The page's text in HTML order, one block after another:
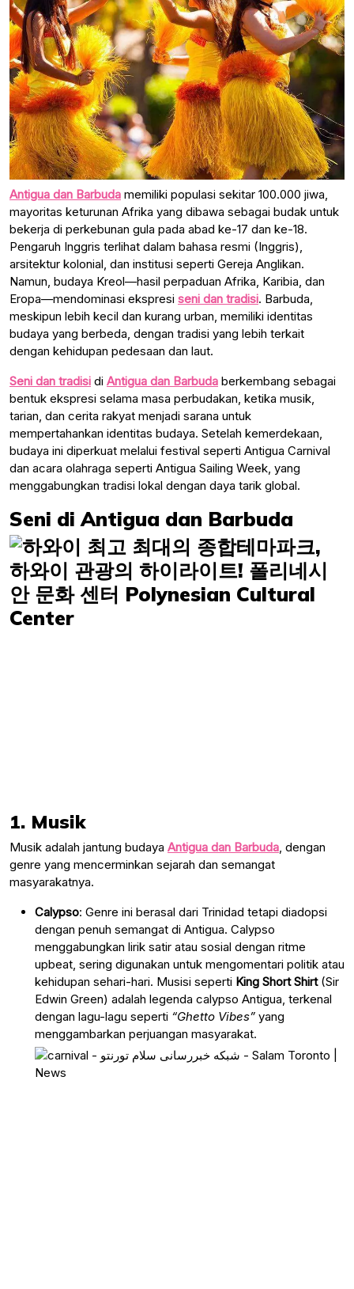
Antigua dan Barbuda memiliki populasi sekitar 100.000 jiwa,
mayoritas keturunan Afrika yang dibawa sebagai budak untuk
bekerja di perkebunan gula pada abad ke-17 dan ke-18.
Pengaruh Inggris terlihat dalam bahasa resmi (Inggris),
arsitektur kolonial, dan institusi seperti Gereja Anglikan.
Namun, budaya Kreol—hasil perpaduan Afrika, Karibia, dan
Eropa—mendominasi ekspresi seni dan tradisi. Barbuda,
meskipun lebih kecil dan kurang urban, memiliki identitas
budaya yang berbeda, dengan tradisi yang lebih terkait
dengan kehidupan pedesaan dan laut.
Seni dan tradisi di Antigua dan Barbuda berkembang sebagai
bentuk ekspresi selama masa perbudakan, ketika musik,
tarian, dan cerita rakyat menjadi sarana untuk
mempertahankan identitas budaya. Setelah kemerdekaan,
budaya ini diperkuat melalui festival seperti Antigua Carnival
dan acara olahraga seperti Antigua Sailing Week, yang
menggabungkan tradisi lokal dengan daya tarik global.
Seni di Antigua dan Barbuda
1. Musik
Musik adalah jantung budaya Antigua dan Barbuda , dengan
genre yang mencerminkan sejarah dan semangat
masyarakatnya.
Calypso: Genre ini berasal dari Trinidad tetapi diadopsi
dengan penuh semangat di Antigua. Calypso
menggabungkan lirik satir atau sosial dengan ritme
upbeat, sering digunakan untuk mengomentari politik atau
kehidupan sehari-hari. Musisi seperti King Short Shirt(Sir
Edwin Green) adalah legenda calypso Antigua, terkenal
dengan lagu-lagu seperti “Ghetto Vibes” yang
menggambarkan perjuangan masyarakat.